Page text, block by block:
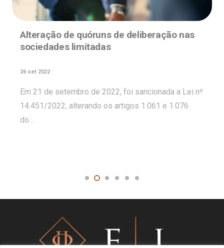
Alteração de quóruns de deliberação nas
sociedades limitadas
26 set 2022
Em 21 de setembro de 2022, foi sancionada a Lei nº
14.451/2022, alterando os artigos 1.061 e 1.076
do…